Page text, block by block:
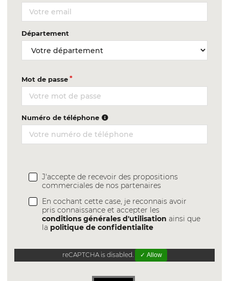
Département
Mot de passe
Numéro de téléphone
J'accepte de recevoir des propositions
commerciales de nos partenaires
En cochant cette case, je reconnais avoir
pris connaissance et accepter les
conditions générales d'utilisation ainsi que
la politique de confidentialite
reCAPTCHA is disabled. ✓ Allow